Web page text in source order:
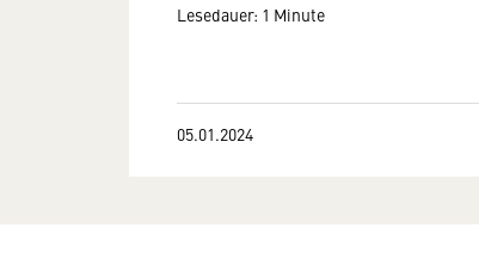
Lesedauer: 1 Minute
05.01.2024